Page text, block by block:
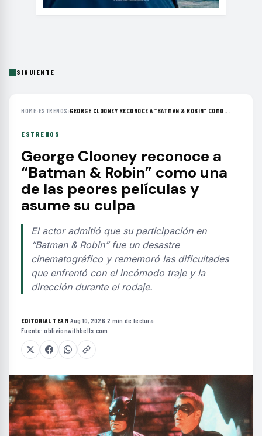
SIGUIENTE
HOME›ESTRENOS ›GEORGE CLOONEY RECONOCE A “BATMAN & ROBIN” COMO...
ESTRENOS
George Clooney reconoce a
“Batman & Robin” como una
de las peores películas y
asume su culpa
El actor admitió que su participación en
“Batman & Robin” fue un desastre
cinematográfico y rememoró las dificultades
que enfrentó con el incómodo traje y la
dirección durante el rodaje.
EDITORIAL TEAM·Aug 10, 2026·2 min de lectura·
Fuente:oblivionwithbells.com